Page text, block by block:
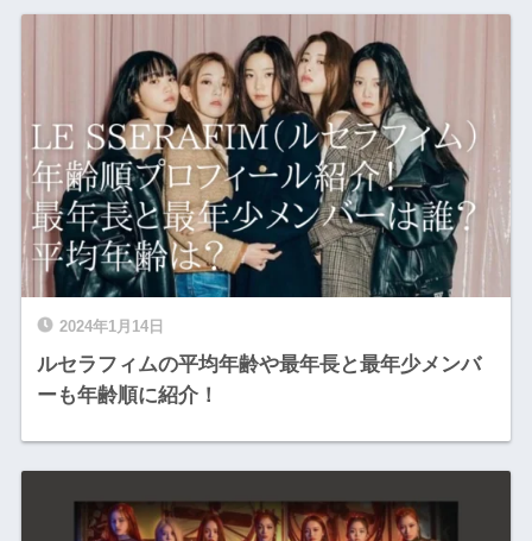
2024年1月14日
ルセラフィムの平均年齢や最年長と最年少メンバ
ーも年齢順に紹介！